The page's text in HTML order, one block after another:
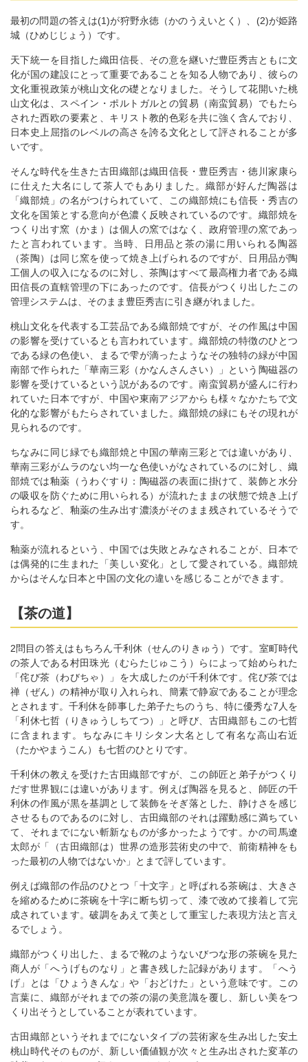
最初の問題の答えは(1)が狩野永徳（かのうえいとく）、(2)が姫路
城（ひめじじょう）です。
天下統一を目指した織田信長、その意を継いだ豊臣秀吉ともに文
化が国の建設にとって重要であることを知る人物であり、彼らの
文化重視政策が桃山文化の礎となりました。そうして花開いた桃
山文化は、スペイン・ポルトガルとの貿易（南蛮貿易）でもたら
された西欧の要素と、キリスト教的色彩を共に強く含んでおり、
日本史上屈指のレベルの高さを誇る文化として評されることが多
いです。
そんな時代を生きた古田織部は織田信長・豊臣秀吉・徳川家康ら
に仕えた大名にして茶人でもありました。織部が好んだ陶器は
「織部焼」の名がつけられていて、この織部焼にも信長・秀吉の
文化を国策とする意向が色濃く反映されているのです。織部焼を
つくり出す窯（かま）は個人の窯ではなく、政府管理の窯であっ
たと言われています。当時、日用品と茶の湯に用いられる陶器
（茶陶）は同じ窯を使って焼き上げられるのですが、日用品が陶
工個人の収入になるのに対し、茶陶はすべて最高権力者である織
田信長の直轄管理の下にあったのです。信長がつくり出したこの
管理システムは、そのまま豊臣秀吉に引き継がれました。
桃山文化を代表する工芸品である織部焼ですが、その作風は中国
の影響を受けているとも言われています。織部焼の特徴のひとつ
である緑の色使い、まるで雫が滴ったようなその独特の緑が中国
南部で作られた「華南三彩（かなんさんさい）」という陶磁器の
影響を受けているという説があるのです。南蛮貿易が盛んに行わ
れていた日本ですが、中国や東南アジアからも様々なかたちで文
化的な影響がもたらされていました。織部焼の緑にもその現れが
見られるのです。
ちなみに同じ緑でも織部焼と中国の華南三彩とでは違いがあり、
華南三彩がムラのない均一な色使いがなされているのに対し、織
部焼では釉薬（うわぐすり：陶磁器の表面に掛けて、装飾と水分
の吸収を防ぐために用いられる）が流れたままの状態で焼き上げ
られるなど、釉薬の生み出す濃淡がそのまま残されているそうで
す。
釉薬が流れるという、中国では失敗とみなされることが、日本で
は偶発的に生まれた「美しい変化」として愛されている。織部焼
からはそんな日本と中国の文化の違いを感じることができます。
【茶の道】
2問目の答えはもちろん千利休（せんのりきゅう）です。室町時代
の茶人である村田珠光（むらたじゅこう）らによって始められた
「侘び茶（わびちゃ）」を大成したのが千利休です。侘び茶では
禅（ぜん）の精神が取り入れられ、簡素で静寂であることが理念
とされます。千利休を師事した弟子たちのうち、特に優秀な7人を
「利休七哲（りきゅうしちてつ）」と呼び、古田織部もこの七哲
に含まれます。ちなみにキリシタン大名として有名な高山右近
（たかやまうこん）も七哲のひとりです。
千利休の教えを受けた古田織部ですが、この師匠と弟子がつくり
だす世界観には違いがあります。例えば陶器を見ると、師匠の千
利休の作風が黒を基調として装飾をそぎ落とした、静けさを感じ
させるものであるのに対し、古田織部のそれは躍動感に満ちてい
て、それまでにない斬新なものが多かったようです。かの司馬遼
太郎が「（古田織部は）世界の造形芸術史の中で、前衛精神をも
った最初の人物ではないか」とまで評しています。
例えば織部の作品のひとつ「十文字」と呼ばれる茶碗は、大きさ
を縮めるために茶碗を十字に断ち切って、漆で改めて接着して完
成されています。破調をあえて美として重宝した表現方法と言え
るでしょう。
織部がつくり出した、まるで靴のようないびつな形の茶碗を見た
商人が「へうげものなり」と書き残した記録があります。「へう
げ」とは「ひょうきんな」や「おどけた」という意味です。この
言葉に、織部がそれまでの茶の湯の美意識を覆し、新しい美をつ
くり出そうとしていることが表れています。
古田織部というそれまでにないタイプの芸術家を生み出した安土
桃山時代そのものが、新しい価値観が次々と生み出された変革の